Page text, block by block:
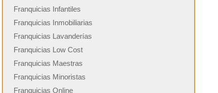
Franquicias Infantiles
Franquicias Inmobiliarias
Franquicias Lavanderías
Franquicias Low Cost
Franquicias Maestras
Franquicias Minoristas
Franquicias Online